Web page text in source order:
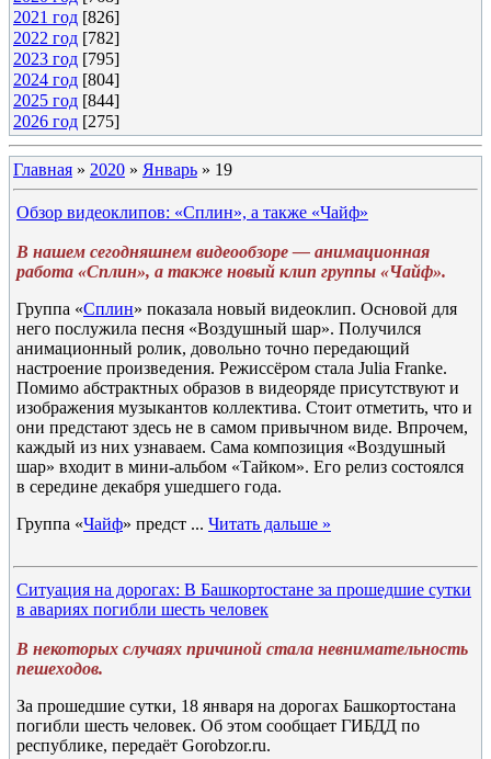
2021 год [826]
2022 год [782]
2023 год [795]
2024 год [804]
2025 год [844]
2026 год [275]
Главная » 2020 » Январь » 19
Обзор видеоклипов: «Сплин», а также «Чайф»
В нашем сегодняшнем видеообзоре — анимационная
работа «Сплин», а также новый клип группы «Чайф».
Группа «Сплин» показала новый видеоклип. Основой для
него послужила песня «Воздушный шар». Получился
анимационный ролик, довольно точно передающий
настроение произведения. Режиссёром стала Julia Franke.
Помимо абстрактных образов в видеоряде присутствуют и
изображения музыкантов коллектива. Стоит отметить, что и
они предстают здесь не в самом привычном виде. Впрочем,
каждый из них узнаваем. Сама композиция «Воздушный
шар» входит в мини-альбом «Тайком». Его релиз состоялся
в середине декабря ушедшего года.
Группа «Чайф» предст ... Читать дальше »
Ситуация на дорогах: В Башкортостане за прошедшие сутки
в авариях погибли шесть человек
В некоторых случаях причиной стала невнимательность
пешеходов.
За прошедшие сутки, 18 января на дорогах Башкортостана
погибли шесть человек. Об этом сообщает ГИБДД по
республике, передаёт Gorobzor.ru.